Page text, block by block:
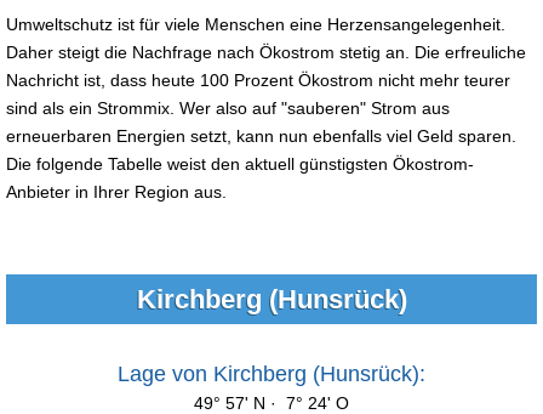
Umweltschutz ist für viele Menschen eine Herzensangelegenheit.
Daher steigt die Nachfrage nach Ökostrom stetig an. Die erfreuliche
Nachricht ist, dass heute 100 Prozent Ökostrom nicht mehr teurer
sind als ein Strommix. Wer also auf "sauberen" Strom aus
erneuerbaren Energien setzt, kann nun ebenfalls viel Geld sparen.
Die folgende Tabelle weist den aktuell günstigsten Ökostrom-
Anbieter in Ihrer Region aus.
Kirchberg (Hunsrück)
Lage von Kirchberg (Hunsrück):
49° 57' N · 7° 24' O